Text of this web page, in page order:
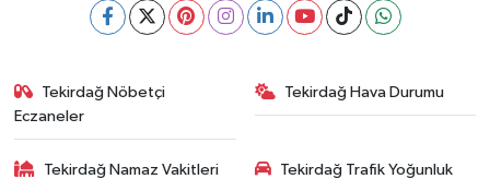
Tekirdağ Nöbetçi
Eczaneler
Tekirdağ Hava Durumu
Tekirdağ Namaz Vakitleri
Tekirdağ Trafik Yoğunluk